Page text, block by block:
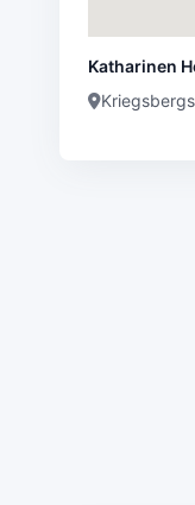
Katharinen